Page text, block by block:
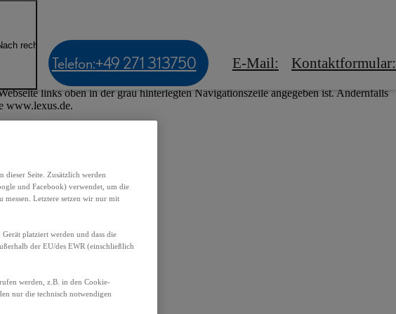
News & Events
rechts scrollen
Telefon:+49 271 313750 E-Mail: Kontaktformular:
Forums, sondern zum Internetangebot der Toyota Deutschland GmbH (Lexus
links oben in der grau hinterlegten Navigationszeile angegeben ist. Andernfalls
www.lexus.de.
Seite. Zusätzlich werden
und Facebook) verwendet, um die
messen. Letztere setzen wir nur mit
platziert werden und dass die
der EU/des EWR (einschließlich
werden, z.B. in den Cookie-
nur die technisch notwendigen